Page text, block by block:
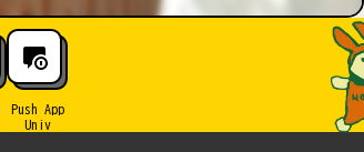
Push App
Univ